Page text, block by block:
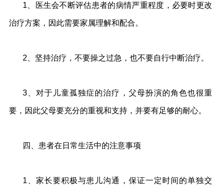
1、医生会不断评估患者的病情严重程度，必要时更改
治疗方案，因此需要家属理解和配合。
2、坚持治疗，不要操之过急，也不要自行中断治疗。
3、对于儿童孤独症的治疗，父母扮演的角色也很重
要，因此父母要充分的重视和支持，并要有足够的耐心。
四、患者在日常生活中的注意事项
1、家长要积极与患儿沟通，保证一定时间的单独交